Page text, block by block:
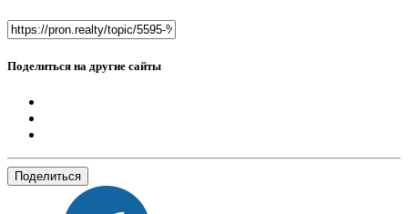
Поделиться на другие сайты
Поделиться